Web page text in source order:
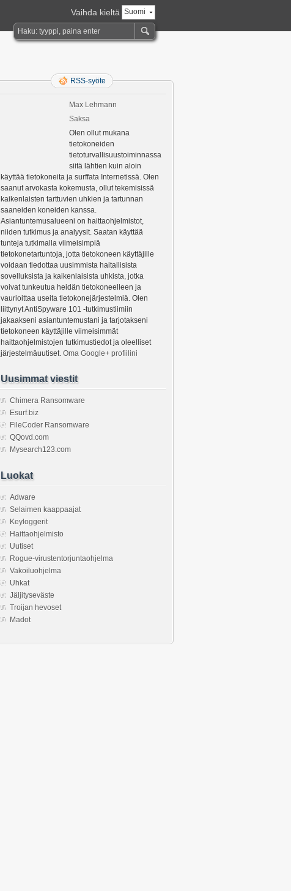
Suomi
Vaihda kieltä
RSS-syöte
Max Lehmann
Saksa
Olen ollut mukana
tietokoneiden
tietoturvallisuustoiminnassa
siitä lähtien kuin aloin
käyttää tietokoneita ja surffata Internetissä. Olen
saanut arvokasta kokemusta, ollut tekemisissä
kaikenlaisten tarttuvien uhkien ja tartunnan
saaneiden koneiden kanssa.
Asiantuntemusalueeni on haittaohjelmistot,
niiden tutkimus ja analyysit. Saatan käyttää
tunteja tutkimalla viimeisimpiä
tietokonetartuntoja, jotta tietokoneen käyttäjille
voidaan tiedottaa uusimmista haitallisista
sovelluksista ja kaikenlaisista uhkista, jotka
voivat tunkeutua heidän tietokoneelleen ja
vaurioittaa useita tietokonejärjestelmiä. Olen
liittynyt AntiSpyware 101 -tutkimustiimiin
jakaakseni asiantuntemustani ja tarjotakseni
tietokoneen käyttäjille viimeisimmät
haittaohjelmistojen tutkimustiedot ja oleelliset
järjestelmäuutiset. Oma Google+ profiilini
Uusimmat viestit
Chimera Ransomware
Esurf.biz
FileCoder Ransomware
QQovd.com
Mysearch123.com
Luokat
Adware
Selaimen kaappaajat
Keyloggerit
Haittaohjelmisto
Uutiset
Rogue-virustentorjuntaohjelma
Vakoiluohjelma
Uhkat
Jäljityseväste
Troijan hevoset
Madot